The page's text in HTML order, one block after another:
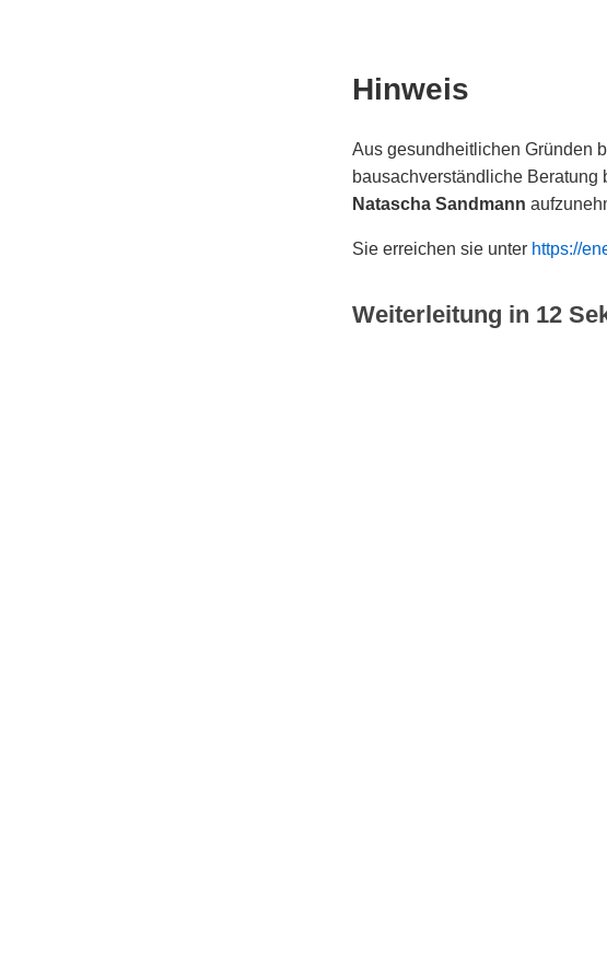
Hinweis
Aus gesundheitlichen Gründen
bausachverständliche Beratung
Natascha Sandmann
Sie erreichen sie unter https://
Weiterleitung in 12